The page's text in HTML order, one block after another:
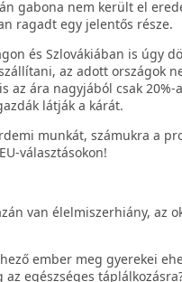
gabona nem került el
ragadt egy jelentős része.
és Szlovákiában is úgy
az adott országok
ára nagyjából csak 20%-
látják a kárát.
munkát, számukra a
választásokon!
van élelmiszerhiány, az
ember meg gyerekei
egészséges